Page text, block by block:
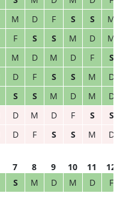
M D F S S
M
F S S M D
M
M D M D F
S
D F S S M
D
S S M D M
D
D M D F S
S
D F S S M D
7 8 9 10 11
12
S M D M D F